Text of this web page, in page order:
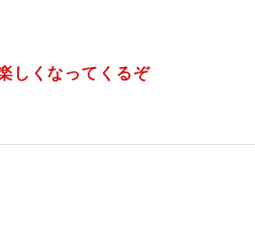
しくなってくるぞ